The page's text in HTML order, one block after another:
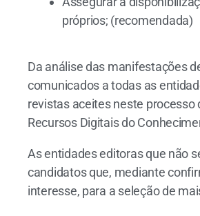
próprios; (recomendada)
Da análise das manifestações
comunicados a todas as
revistas aceites neste
Recursos Digitais do
As entidades editoras que não
candidatos que, mediante
interesse, para a seleção de